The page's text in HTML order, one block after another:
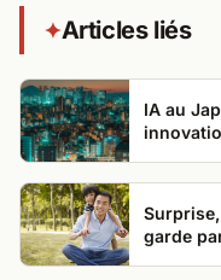
✦Articles liés
IA au
garde